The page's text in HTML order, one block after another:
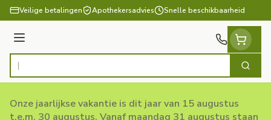
Ga naar de inhoud
Veilige betalingen Apothekersadvies Snelle beschikbaarheid
Menu
Product, merk, categorie... Zoek
Onze jaarlijkse vakantie is dit jaar van 15 augustus
t.e.m. 30 augustus. Vanaf maandag 31 augustus staan